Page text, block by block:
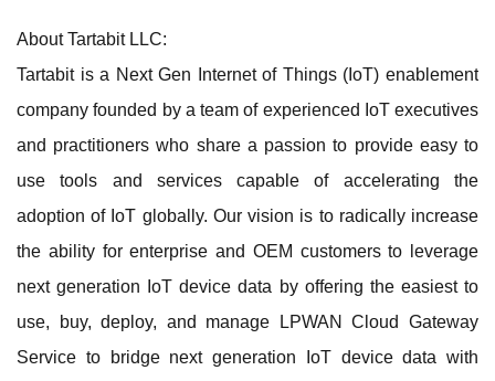
About Tartabit LLC:
Tartabit is a Next Gen Internet of Things (IoT) enablement
company founded by a team of experienced IoT executives
and practitioners who share a passion to provide easy to
use tools and services capable of accelerating the
adoption of IoT globally. Our vision is to radically increase
the ability for enterprise and OEM customers to leverage
next generation IoT device data by offering the easiest to
use, buy, deploy, and manage LPWAN Cloud Gateway
Service to bridge next generation IoT device data with